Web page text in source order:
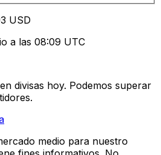
USD
a las 08:09 UTC
divisas hoy. Podemos superar
medio para nuestro